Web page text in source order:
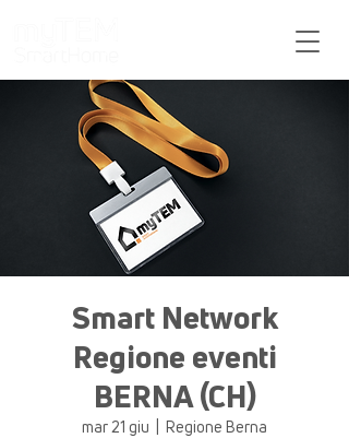
Smart Network
Regione eventi
BERNA (CH)
mar 21 giu Regione Berna